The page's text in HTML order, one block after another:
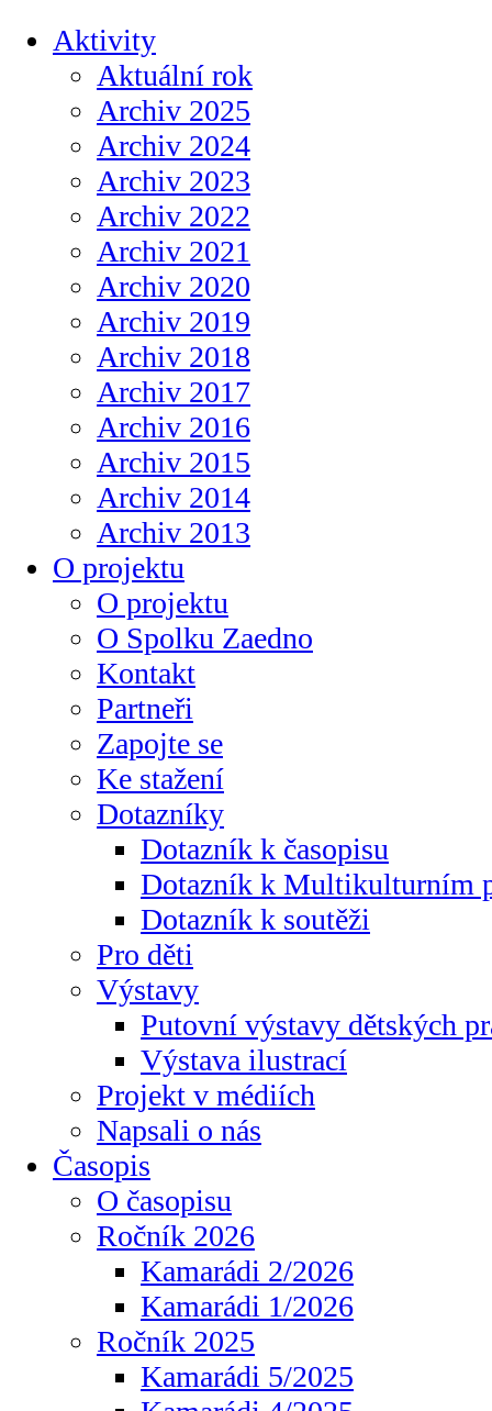
Aktivity
Aktuální rok
Archiv 2025
Archiv 2024
Archiv 2023
Archiv 2022
Archiv 2021
Archiv 2020
Archiv 2019
Archiv 2018
Archiv 2017
Archiv 2016
Archiv 2015
Archiv 2014
Archiv 2013
O projektu
O projektu
O Spolku Zaedno
Kontakt
Partneři
Zapojte se
Ke stažení
Dotazníky
Dotazník k časopisu
Dotazník k Multikulturním
Dotazník k soutěži
Pro děti
Výstavy
Putovní výstavy dětských
Výstava ilustrací
Projekt v médiích
Napsali o nás
Časopis
O časopisu
Ročník 2026
Kamarádi 2/2026
Kamarádi 1/2026
Ročník 2025
Kamarádi 5/2025